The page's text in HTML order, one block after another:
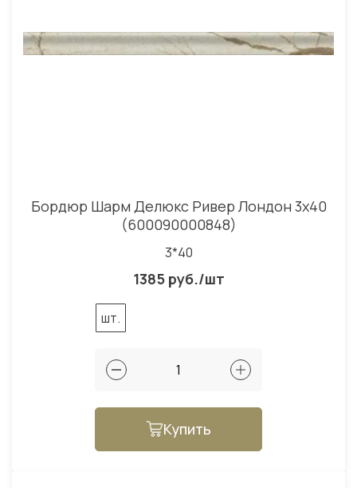
Бордюр Шарм Делюкс Ривер Лондон 3x40
(600090000848)
3*40
1385 руб./шт
шт.
Купить